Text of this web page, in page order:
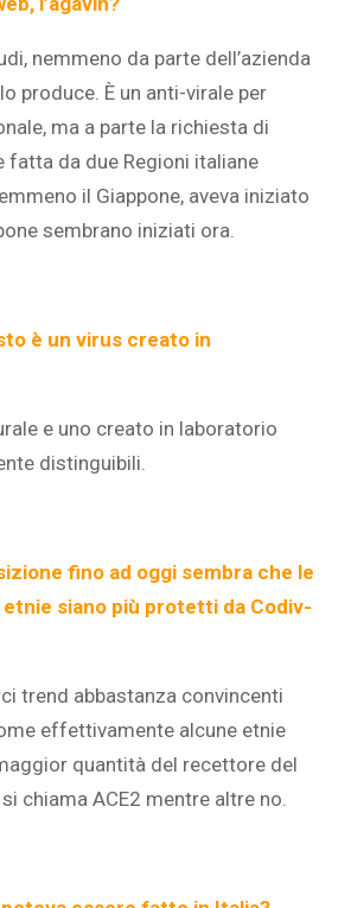
nemmeno da parte dell’azienda
produce. È un anti-virale per
ma a parte la richiesta di
fatta da due Regioni italiane
il Giappone, aveva iniziato
sembrano iniziati ora.
è un virus creato in
e uno creato in laboratorio
distinguibili.
fino ad oggi sembra che le
siano più protetti da Codiv-
trend abbastanza convincenti
effettivamente alcune etnie
quantità del recettore del
chiama ACE2 mentre altre no.